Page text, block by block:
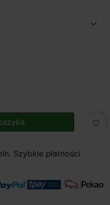
favorite_border
Szybkie płatności